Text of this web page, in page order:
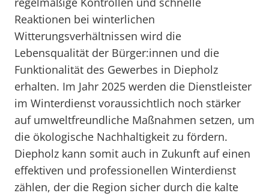
Reaktionen bei winterlichen
Witterungsverhältnissen wird die
Lebensqualität der Bürger:innen und die
Funktionalität des Gewerbes in Diepholz
erhalten. Im Jahr 2025 werden die Dienstleister
im Winterdienst voraussichtlich noch stärker
auf umweltfreundliche Maßnahmen setzen, um
die ökologische Nachhaltigkeit zu fördern.
Diepholz kann somit auch in Zukunft auf einen
effektiven und professionellen Winterdienst
zählen, der die Region sicher durch die kalte